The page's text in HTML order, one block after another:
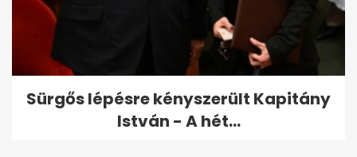
Sürgős lépésre kényszerült Kapitány
István - A hét...